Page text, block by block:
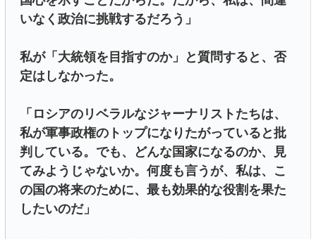
いなく政治に挑戦するだろう」
私が「大統領を目指すのか」と質問すると、否
定はしなかった。
「ロシアのリベラルなジャーナリストたちは、
私が軍事政権のトップになりたがっていると批
判している。でも、どんな国家になるのか、見
てみようじゃないか。何度も言うが、私は、こ
の国の将来のために、最も効果的な役割を果た
したいのだ」